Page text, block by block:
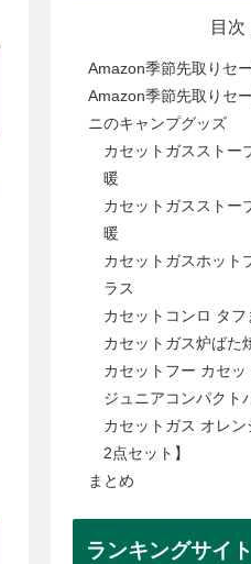
目次
Amazon季節先取りセ
Amazon季節先取りセ
ニのキャンプグッズ
カセットガスストー
暖
カセットガスストー
暖
カセットガスホット
ラス
カセットコンロ タフ
カセットガス炉ばた
カセットフー カセ
ジュニアコンパクト
カセットガス オレ
2点セット】
まとめ
ランキングサイト